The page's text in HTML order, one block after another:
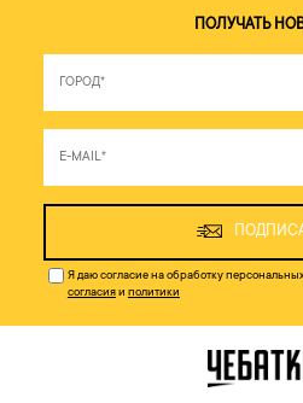
ПОЛУЧАТЬ
Я даю согласие на обработку
согласияи политики